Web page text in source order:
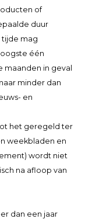
of
duur
tijde mag
één
maanden in geval
minder dan
en
het geregeld ter
weekbladen en
wordt niet
na afloop van
dan een jaar